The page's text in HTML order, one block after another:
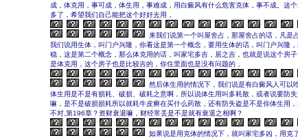
成，体克用，事可成，体生用，事难成，用白癜风有什么危害克体，事不成。这
多了，希望我们自己能把这个好好去用，
来我们说第一个叫屋舍占，那屋舍占的话，凡是
我们说用生体，叫门户兴隆，你看这是第一个概念，要用生体的话，叫门户兴隆
稳，这是第二个概念，那么体克用的话，叫家宅多吉，居之吉，也就是说这个房
是体克用，这个房子也是比较吉的，你住里面也是没有问题的，
然后体生用的情况下，我们说是有白癜风人可以
体生用是不是有损耗、破损、破耗之意啊，所以说体生用叫多耗散，或者说要防
嘛，是不是破损损耗所以就耗牛皮癣在买什么药散，还有防失盗是不是你体生用
不对,第196章？资财衰退嘛，财经常丢是不是就有衰退之相啊？
如果说是用克体的情况下，就叫家宅多凶，用克